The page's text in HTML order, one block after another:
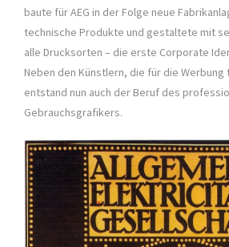
baute für AEG in der Folge neue
technische Produkte und gestaltete mit
alle Drucksorten – die erste Corporate
Neben den Künstlern, die für die
entstand nun auch der Beruf des
Gebrauchsgrafikers.